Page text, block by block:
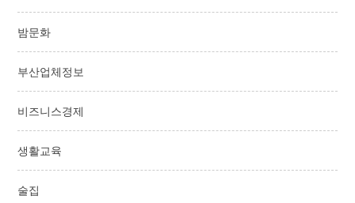
밤문화
부산업체정보
비즈니스경제
생활교육
술집